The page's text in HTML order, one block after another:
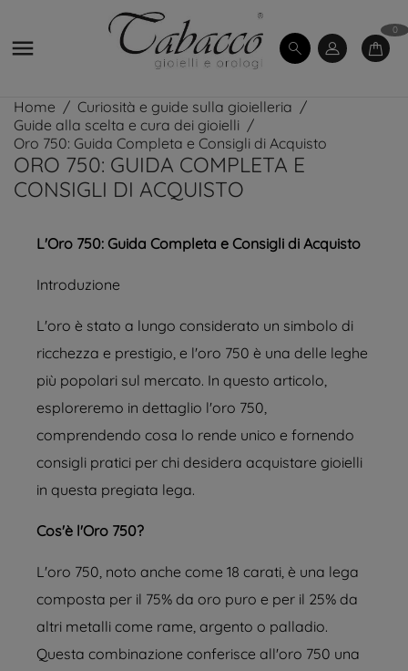

0
Home
Curiosità e guide sulla gioielleria
Guide alla scelta e cura dei gioielli
Oro 750: Guida Completa e Consigli di Acquisto
ORO 750: GUIDA COMPLETA E
CONSIGLI DI ACQUISTO
L'Oro 750: Guida Completa e Consigli di Acquisto
Introduzione
L'oro è stato a lungo considerato un simbolo di
ricchezza e prestigio, e l'oro 750 è una delle leghe
più popolari sul mercato. In questo articolo,
esploreremo in dettaglio l'oro 750,
comprendendo cosa lo rende unico e fornendo
consigli pratici per chi desidera acquistare gioielli
in questa pregiata lega.
Cos'è l'Oro 750?
L'oro 750, noto anche come 18 carati, è una lega
composta per il 75% da oro puro e per il 25% da
altri metalli come rame, argento o palladio.
Questa combinazione conferisce all'oro 750 una